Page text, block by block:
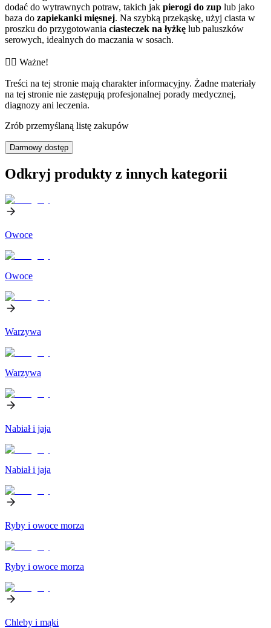
dodać do wytrawnych potraw, takich jak pierogi do zup lub jako
baza do zapiekanki mięsnej. Na szybką przekąskę, użyj ciasta w
proszku do przygotowania ciasteczek na łyżkę lub paluszków
serowych, idealnych do maczania w sosach.
👨‍⚕️️ Ważne!
Treści na tej stronie mają charakter informacyjny. Żadne materiały
na tej stronie nie zastępują profesjonalnej porady medycznej,
diagnozy ani leczenia.
Zrób przemyślaną listę zakupów
Darmowy dostęp
Odkryj produkty z innych kategorii
Owoce
Owoce
Warzywa
Warzywa
Nabiał i jaja
Nabiał i jaja
Ryby i owoce morza
Ryby i owoce morza
Chleby i mąki